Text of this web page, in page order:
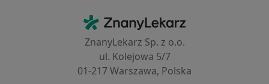
ZnanyLekarz - Strona główna
ZnanyLekarz Sp. z o.o.
ul. Kolejowa 5/7
01-217 Warszawa, Polska